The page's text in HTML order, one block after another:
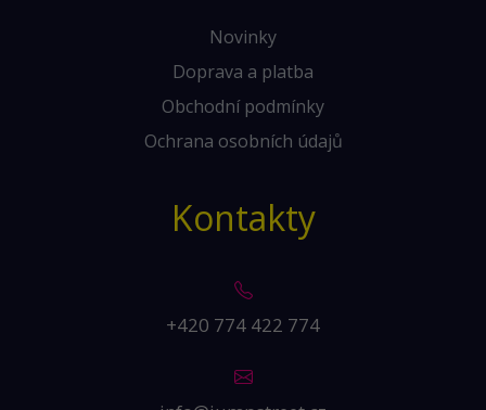
Novinky
Doprava a platba
Obchodní podmínky
Ochrana osobních údajů
Kontakty
+420 774 422 774